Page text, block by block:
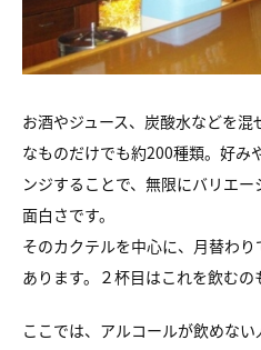
お酒やジュース、炭酸水などを
なものだけでも約200種類。好み
ンジすることで、無限にバリエ
面白さです。
そのカクテルを中心に、月替わ
あります。２杯目はこれを飲むの
ここでは、アルコールが飲めな